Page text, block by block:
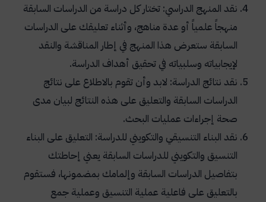
نقد المنهج الدراسي: تختار كل دراسة من الدراسات السابقة
منهجاً علمياً أو عدة مناهج، وأثناء تعليقك على الدراسات
السابقة ستعرض هذا المنهج في إطار المناقشة والنقد
لإيجابياته وسلبياته في تحقيق أهداف الدراسة.
نقد نتائج الدراسة: لابد وأن تقوم بالاطلاع على نتائج
الدراسات السابقة والتعليق على هذه النتائج لبيان مدى
صحة إجراءات عمليات البحث.
نقد البناء التنسيقي والتكويني للدراسة: التعليق على البناء
التنسيق والتكويني للدراسات السابقة يعني إحاطتك
بتفاصيل الدراسات السابقة وإلمامك بمضمونها، فستقوم
بالتعليق على فاعلية عملية التنسيق وعملية جمع